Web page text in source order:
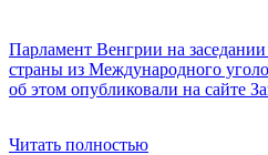
Парламент Венгрии на
страны из Международного
об этом опубликовали на сайте
Читать полностью